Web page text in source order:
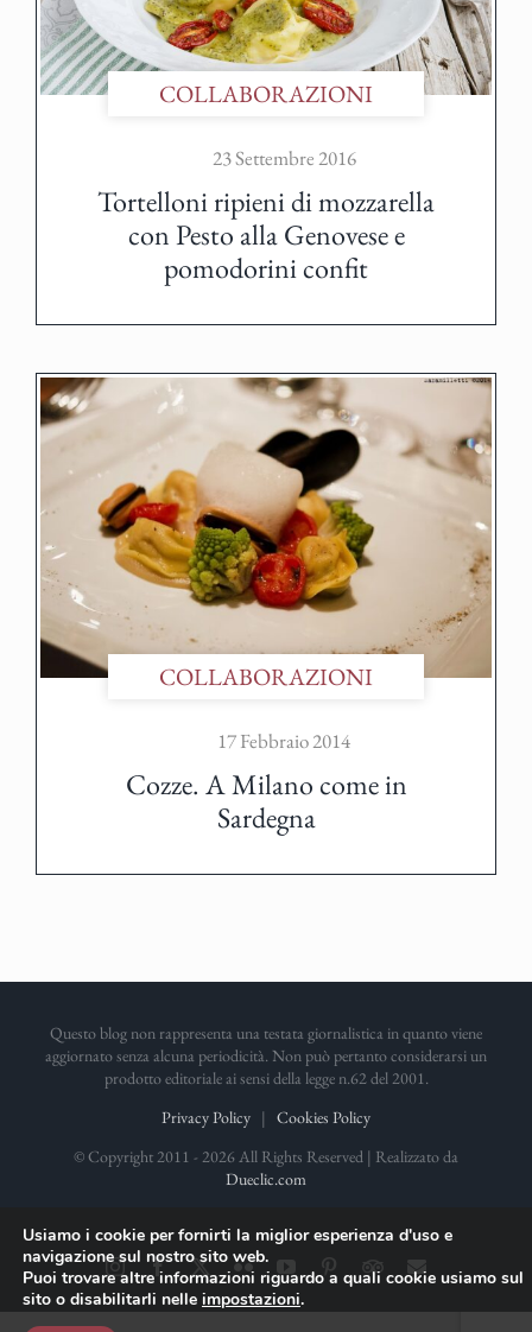
COLLABORAZIONI
23 Settembre 2016
Tortelloni ripieni di mozzarella
con Pesto alla Genovese e
pomodorini confit
COLLABORAZIONI
17 Febbraio 2014
Cozze. A Milano come in
Sardegna
Questo blog non rappresenta una testata giornalistica in quanto viene
aggiornato senza alcuna periodicità. Non può pertanto considerarsi un
prodotto editoriale ai sensi della legge n.62 del 2001.
Privacy Policy | Cookies Policy
© Copyright 2011 - 2026 All Rights Reserved | Realizzato da
Dueclic.com
InstagramFacebook
X FlickrYouTubePinterestTripAdvisor
Email
Usiamo i cookie per fornirti la miglior esperienza d'uso e
navigazione sul nostro sito web.
Puoi trovare altre informazioni riguardo a quali cookie usiamo sul
sito o disabilitarli nelle impostazioni.